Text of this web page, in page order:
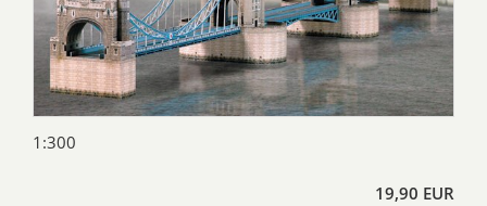
1:300
19,90 EUR